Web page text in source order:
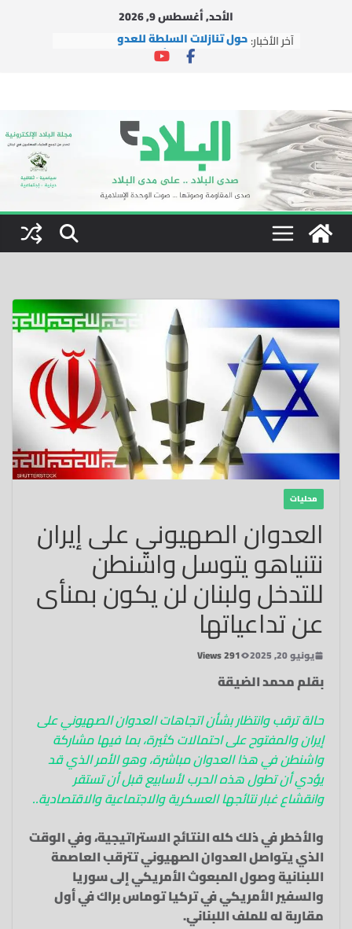
الأحد, أغسطس 9, 2026
آخر الأخبار: حول تنازلات السلطة للعدو
التجمع وحركة الأمة مستمران بالعمل
دار الشيخ جبري القرآنية تطلق شعار
دورتها الصيفية العاشرة: “بالقرآن
نبني جيل النصر والتمكين”
التجمع يستقبل وفداً من العتبة
الرضوية المقدسة
محليات
العدوان الصهيوني على إيران
نتنياهو يتوسل واشنطن
للتدخل ولبنان لن يكون بمنأى
عن تداعياتها
يونيو 20, 2025 291 Views
بقلم محمد الضيقة
حالة ترقب وانتظار بشأن اتجاهات العدوان الصهيوني على
إيران والمفتوح على احتمالات كثيرة، بما فيها مشاركة
واشنطن في هذا العدوان مباشرة، وهو الأمر الذي قد
يؤدي أن تطول هذه الحرب لأسابيع قبل أن تستقر
وانقشاع غبار نتائجها العسكرية والاجتماعية والاقتصادية..
والأخطر في ذلك كله النتائج الاستراتيجية، وفي الوقت
الذي يتواصل العدوان الصهيوني تترقب العاصمة
اللبنانية وصول المبعوث الأمريكي إلى سوريا
والسفير الأمريكي في تركيا توماس براك في أول
مقاربة له للملف اللبناني.